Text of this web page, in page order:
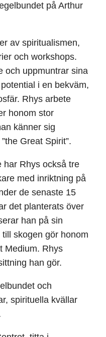
på Arthur
av spiritualismen,
och workshops.
och uppmuntrar sina
i en bekväm,
Rhys arbete
honom stor
känner sig
Great Spirit”.
har Rhys också tre
med inriktning på
de senaste 15
det planterats över
han på sin
skogen gör honom
Medium. Rhys
han gör.
och
spirituella kvällar